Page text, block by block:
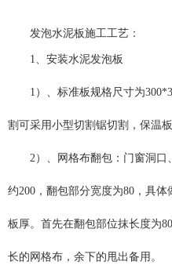
发泡水泥板施工工艺：
1、安装水泥发泡板
1）、标准板规格尺寸为
割可采用小型切割锯切割，保温
2）、网格布翻包：门窗洞
约200，翻包部分宽度为80，具
板厚。首先在翻包部位抹长度为
长的网格布，余下的甩出备用。